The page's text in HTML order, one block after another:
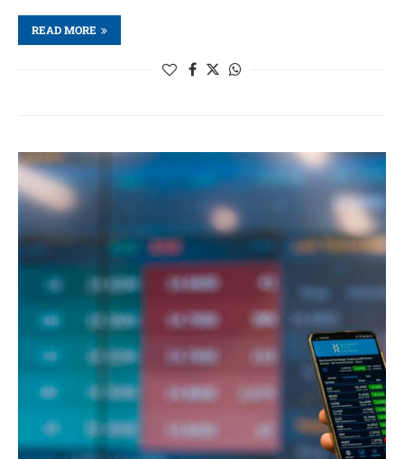
READ MORE